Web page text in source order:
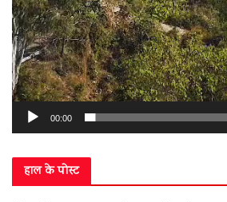
00:00
हाल के पोस्ट